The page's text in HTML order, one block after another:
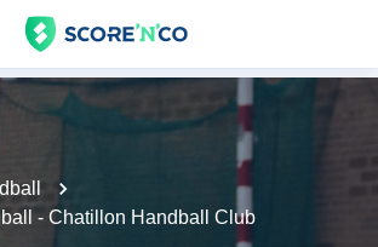
- Chatillon Handball Club